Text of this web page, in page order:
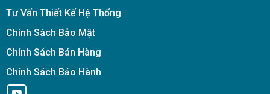
Tư Vấn Thiết Kế Hệ Thống
Chính Sách Bảo Mật
Chính Sách Bán Hàng
Chính Sách Bảo Hành